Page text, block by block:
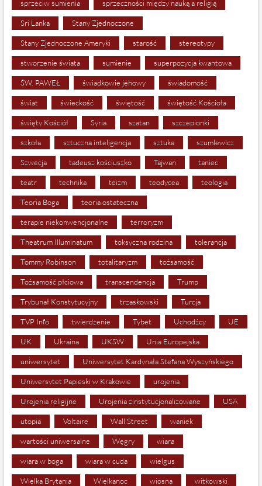
sprzeciw sumienia sprzeczności między nauką a religią
Sri Lanka Stany Zjednoczone
Stany Zjednoczone Ameryki starość stereotypy
stworzenie świata sumienie superpozycja kwantowa
ŚW. PAWEŁ świadkowie jehowy świadomość
świat świeckość świętość świętość Kościoła
święty Kościół Syria szatan szczepionki
szkoła sztuczna inteligencja sztuka szumlewicz
Szwecja tadeusz kościuszko Tajwan taniec
teatr technika teizm teodycea teologia
Teoria Boga teoria ostateczna
terapie niekonwencjonalne terroryzm
Theatrum Illuminatum toksyczna rodzina tolerancja
Tommy Robinson totalitaryzm tożsamość
Tożsamość płciowa transcendencja Trump
Trybunał Konstytucyjny trzaskowski Turcja
TVP Info twierdzenie Tybet Uchodźcy UE
UK Ukraina UKSW Unia Europejska
uniwersytet Uniwersytet Kardynała Stefana Wyszyńskiego
Uniwersytet Papieski w Krakowie urojenia
Urojenia religijne Urojenia zinstytucjonalizowane USA
utopia Voltaire Wall Street waniek
wartości uniwersalne Węgry wiara
wiara w boga wiara w cuda wielgus
Wielka Brytania Wielkanoc wiosna witkowski